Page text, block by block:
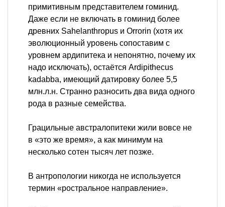
примитивным представителем гоминид.
Даже если не включать в гоминид более
древних Sahelanthropus и Orrorin (хотя их
эволюционный уровень сопоставим с
уровнем ардипитека и непонятно, почему их
надо исключать), остаётся Ardipithecus
kadabba, имеющий датировку более 5,5
млн.л.н. Странно разносить два вида одного
рода в разные семейства.
Грацильные австралопитеки жили вовсе не
в «это же время», а как минимум на
несколько сотен тысяч лет позже.
В антропологии никогда не используется
термин «ростральное направление».